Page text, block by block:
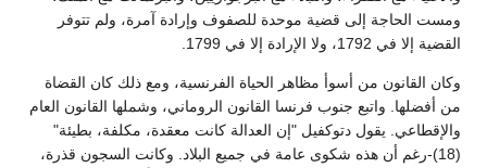
ومست الحاجة إلى قضية موحدة للصفوف وإرادة آمرة، ولم تتوفر
القضية إلا في 1792، ولا الإرادة إلا في 1799.
وكان القانون من أسوأ مظاهر الحياة الفرنسية، ومع ذلك كان القضاة
من أفضلها. واتبع جنوب فرنسا القانون الروماني، وشملها القانون العام
والإقطاعي. يقول دتوكفيل "إن العدالة كانت معقدة، مكلفة، بطيئة"
(18)-رغم أن هذه شكوى عامة في جميع البلاد. وكانت السجون قذرة،